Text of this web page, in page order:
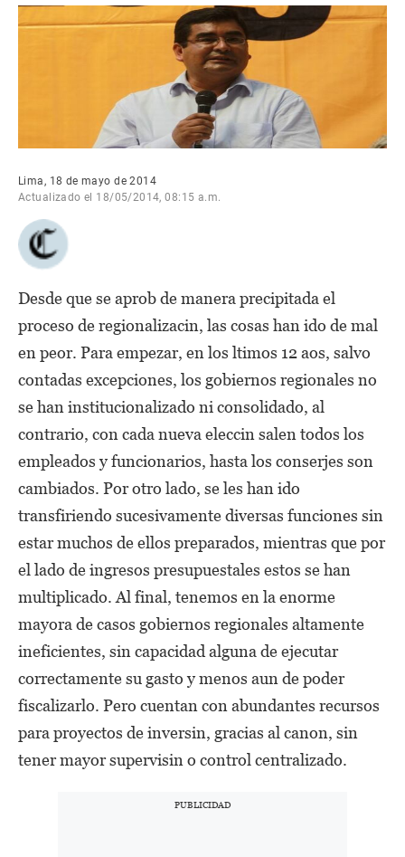
Lima, 18 de mayo de 2014
Actualizado el 18/05/2014, 08:15 a.m.
Desde que se aprob de manera precipitada el
proceso de regionalizacin, las cosas han ido de mal
en peor. Para empezar, en los ltimos 12 aos, salvo
contadas excepciones, los gobiernos regionales no
se han institucionalizado ni consolidado, al
contrario, con cada nueva eleccin salen todos los
empleados y funcionarios, hasta los conserjes son
cambiados. Por otro lado, se les han ido
transfiriendo sucesivamente diversas funciones sin
estar muchos de ellos preparados, mientras que por
el lado de ingresos presupuestales estos se han
multiplicado. Al final, tenemos en la enorme
mayora de casos gobiernos regionales altamente
ineficientes, sin capacidad alguna de ejecutar
correctamente su gasto y menos aun de poder
fiscalizarlo. Pero cuentan con abundantes recursos
para proyectos de inversin, gracias al canon, sin
tener mayor supervisin o control centralizado.